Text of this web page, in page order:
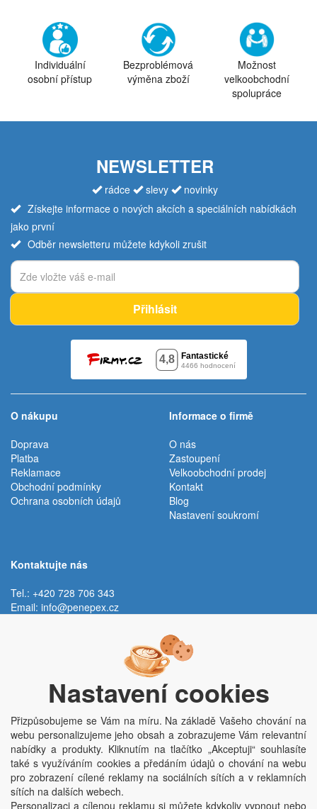
Individuální
osobní přístup
Bezproblémová
výměna zboží
Možnost
velkoobchodní
spolupráce
NEWSLETTER
rádce slevy
novinky
Získejte informace o nových akcích a speciálních nabídkách
jako první
Odběr newsletteru můžete kdykoli zrušit
Přihlásit
O nákupu
Doprava
Platba
Reklamace
Obchodní podmínky
Ochrana osobních údajů
Informace o firmě
O nás
Zastoupení
Velkoobchodní prodej
Kontakt
Blog
Nastavení soukromí
Kontaktujte nás
Tel.: +420 728 706 343
Email: info@penepex.cz
Trávník 2076, 686 03 Staré Město
Copyright © Penepex s.r.o. 2025, powered byABRA E-shop
Penepex s.r.o., Za Špicí 1798, 686 03 Staré Město; IČO: 03220923; DIČ:
Nastavení cookies
Přizpůsobujeme se Vám na míru. Na základě Vašeho chování na
webu personalizujeme jeho obsah a zobrazujeme Vám relevantní
nabídky a produkty. Kliknutím na tlačítko „Akceptuji“ souhlasíte
také s využíváním cookies a předáním údajů o chování na webu
pro zobrazení cílené reklamy na sociálních sítích a v reklamních
sítích na dalších webech.
Personalizaci a cílenou reklamu si můžete kdykoliv vypnout nebo